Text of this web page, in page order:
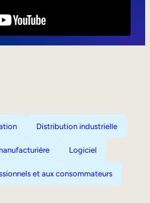
Distribution industrielle
Logiciel
et aux consommateurs